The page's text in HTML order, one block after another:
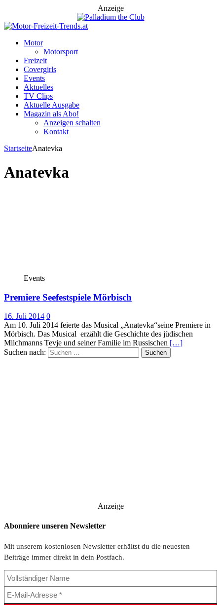
Anzeige
Motor
Motorsport
Freizeit
Covergirls
Events
Aktuelles
TV Clips
Aktuelle Ausgabe
Magazin als Abo!
Anzeigen schalten
Kontakt
StartseiteAnatevka
Anatevka
Events
Premiere Seefestspiele Mörbisch
16. Juli 2014 0
Am 10. Juli 2014 feierte das Musical „Anatevka“seine Premiere in
Mörbisch. Das Musical erzählt die Geschichte des jüdischen
Milchmanns Tevje und seiner Familie im Russischen […]
Suchen nach:
Anzeige
Abonniere unseren Newsletter
Mit unserem kostenlosen Newsletter erhältst du die neuesten
Beiträge immer direkt in dein Postfach.